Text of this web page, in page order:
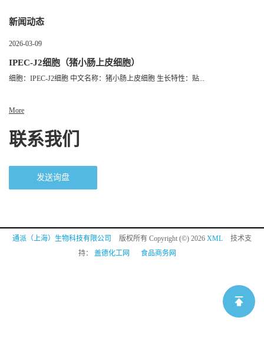
新闻动态
2026-03-09
IPEC-J2细胞（猪小肠上皮细胞）
细胞：IPEC-J2细胞 中文名称：猪小肠上皮细胞 生长特性：贴...
More
联系我们
发送询盘
通派（上海）生物科技有限公司 版权所有 Copyright (©) 2026 XML
技术支
持： 盖德化工网 食品商务网